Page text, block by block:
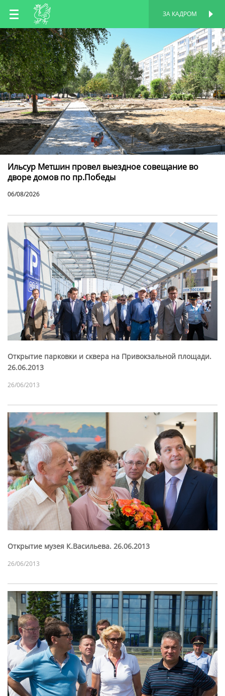
RU
EN
TT
ЗА КАДРОМ
Ильсур Метшин провел выездное совещание во
дворе домов по пр.Победы
06/08/2026
Открытие парковки и сквера на Привокзальной площади.
26.06.2013
26/06/2013
Открытие музея К.Васильева. 26.06.2013
26/06/2013
ПЕРСОНАЛЬНАЯ
СТРАНИЦА